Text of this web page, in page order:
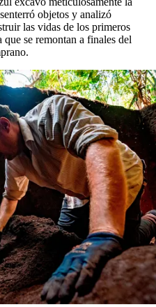
objetos y analizó
las vidas de los primeros
se remontan a finales del